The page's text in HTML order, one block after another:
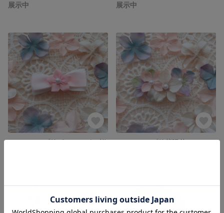
展示中 展示中
ヘアクリップ♡ピンクリボン桜
ヘアクリップ♡紫陽花